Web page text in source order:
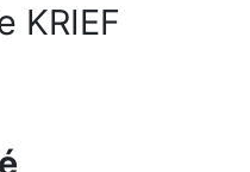
KRIEF